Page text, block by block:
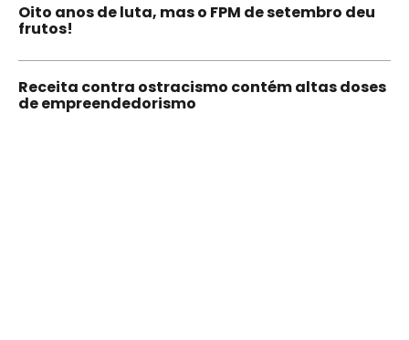
Oito anos de luta, mas o FPM de setembro deu
frutos!
Receita contra ostracismo contém altas doses
de empreendedorismo